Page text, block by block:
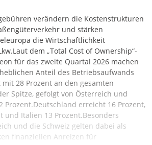
verändern die Kostenstrukturen
und stärken
die Wirtschaftlichkeit
dem „Total Cost of Ownership“-
für das zweite Quartal 2026 machen
Anteil des Betriebsaufwands
28 Prozent an den gesamten
Spitze, gefolgt von Österreich und
Prozent.Deutschland erreicht 16 Prozent,
und Italien 13 Prozent.Besonders
und die Schweiz gelten dabei als
finanziellen Anreizen für